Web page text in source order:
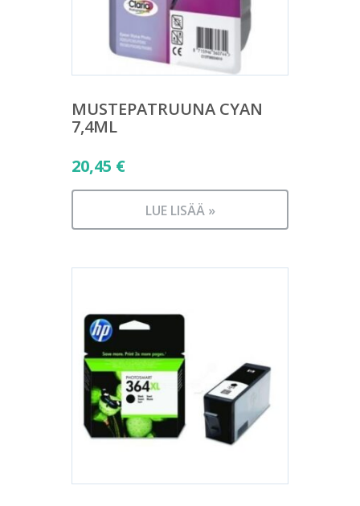
MUSTEPATRUUNA CYAN
7,4ML
20,45 €
LUE LISÄÄ »